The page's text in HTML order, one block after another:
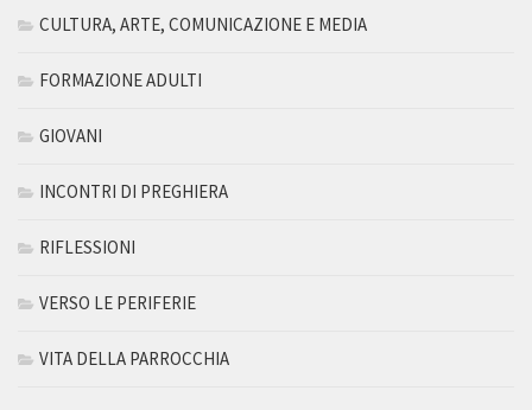
CULTURA, ARTE, COMUNICAZIONE E MEDIA
FORMAZIONE ADULTI
GIOVANI
INCONTRI DI PREGHIERA
RIFLESSIONI
VERSO LE PERIFERIE
VITA DELLA PARROCCHIA